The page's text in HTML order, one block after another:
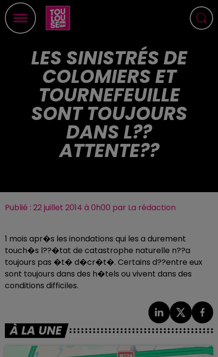
LES SINISTRÉS DE
COLOMIERS ET
TOURNEFEUILLE
SONT TOUJOURS
DANS L??
ATTENTE??
Publié : 22 juillet 2014 à 0h00 par La rédaction
1 mois apr�s les inondations qui les a durement
touch�s l??�tat de catastrophe naturelle n??a
toujours pas �t� d�cr�t�. Certains d??entre eux
sont toujours dans des h�tels ou vivent dans des
conditions difficiles.
À LA UNE